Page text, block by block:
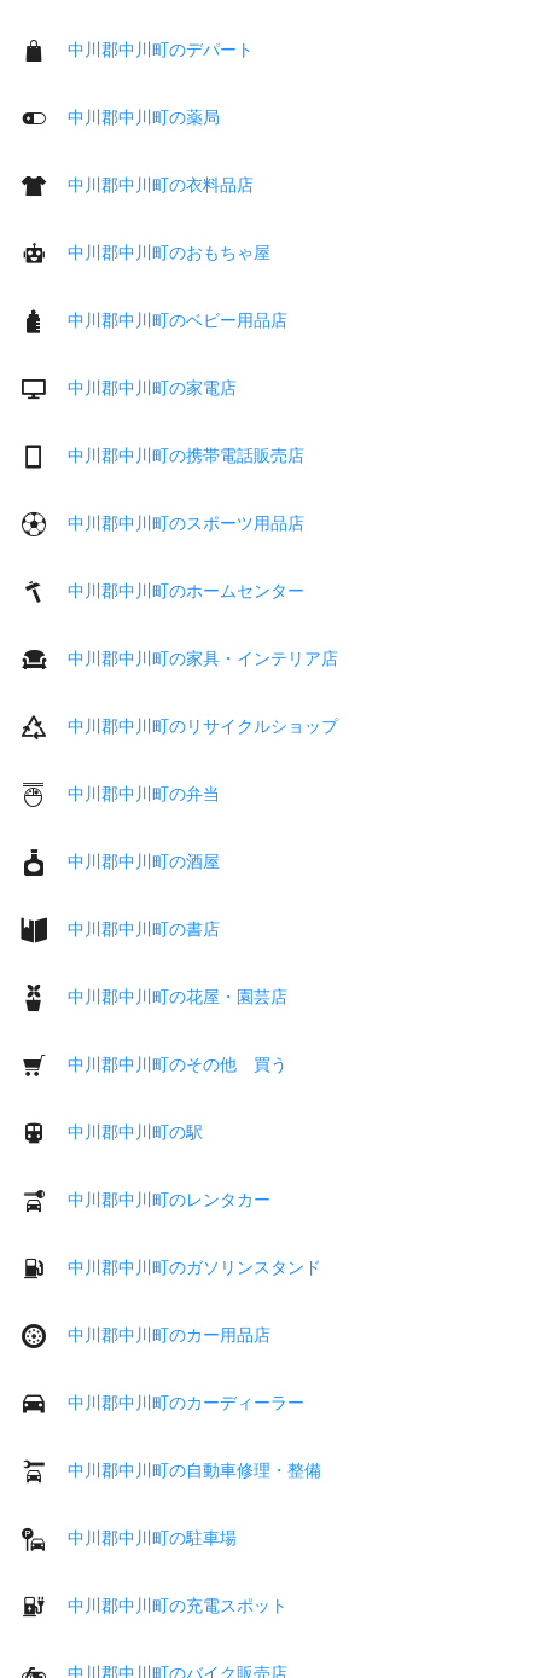
中川郡中川町のデパート
中川郡中川町の薬局
中川郡中川町の衣料品店
中川郡中川町のおもちゃ屋
中川郡中川町のベビー用品店
中川郡中川町の家電店
中川郡中川町の携帯電話販売店
中川郡中川町のスポーツ用品店
中川郡中川町のホームセンター
中川郡中川町の家具・インテリア店
中川郡中川町のリサイクルショップ
中川郡中川町の弁当
中川郡中川町の酒屋
中川郡中川町の書店
中川郡中川町の花屋・園芸店
中川郡中川町のその他 買う
中川郡中川町の駅
中川郡中川町のレンタカー
中川郡中川町のガソリンスタンド
中川郡中川町のカー用品店
中川郡中川町のカーディーラー
中川郡中川町の自動車修理・整備
中川郡中川町の駐車場
中川郡中川町の充電スポット
中川郡中川町のバイク販売店